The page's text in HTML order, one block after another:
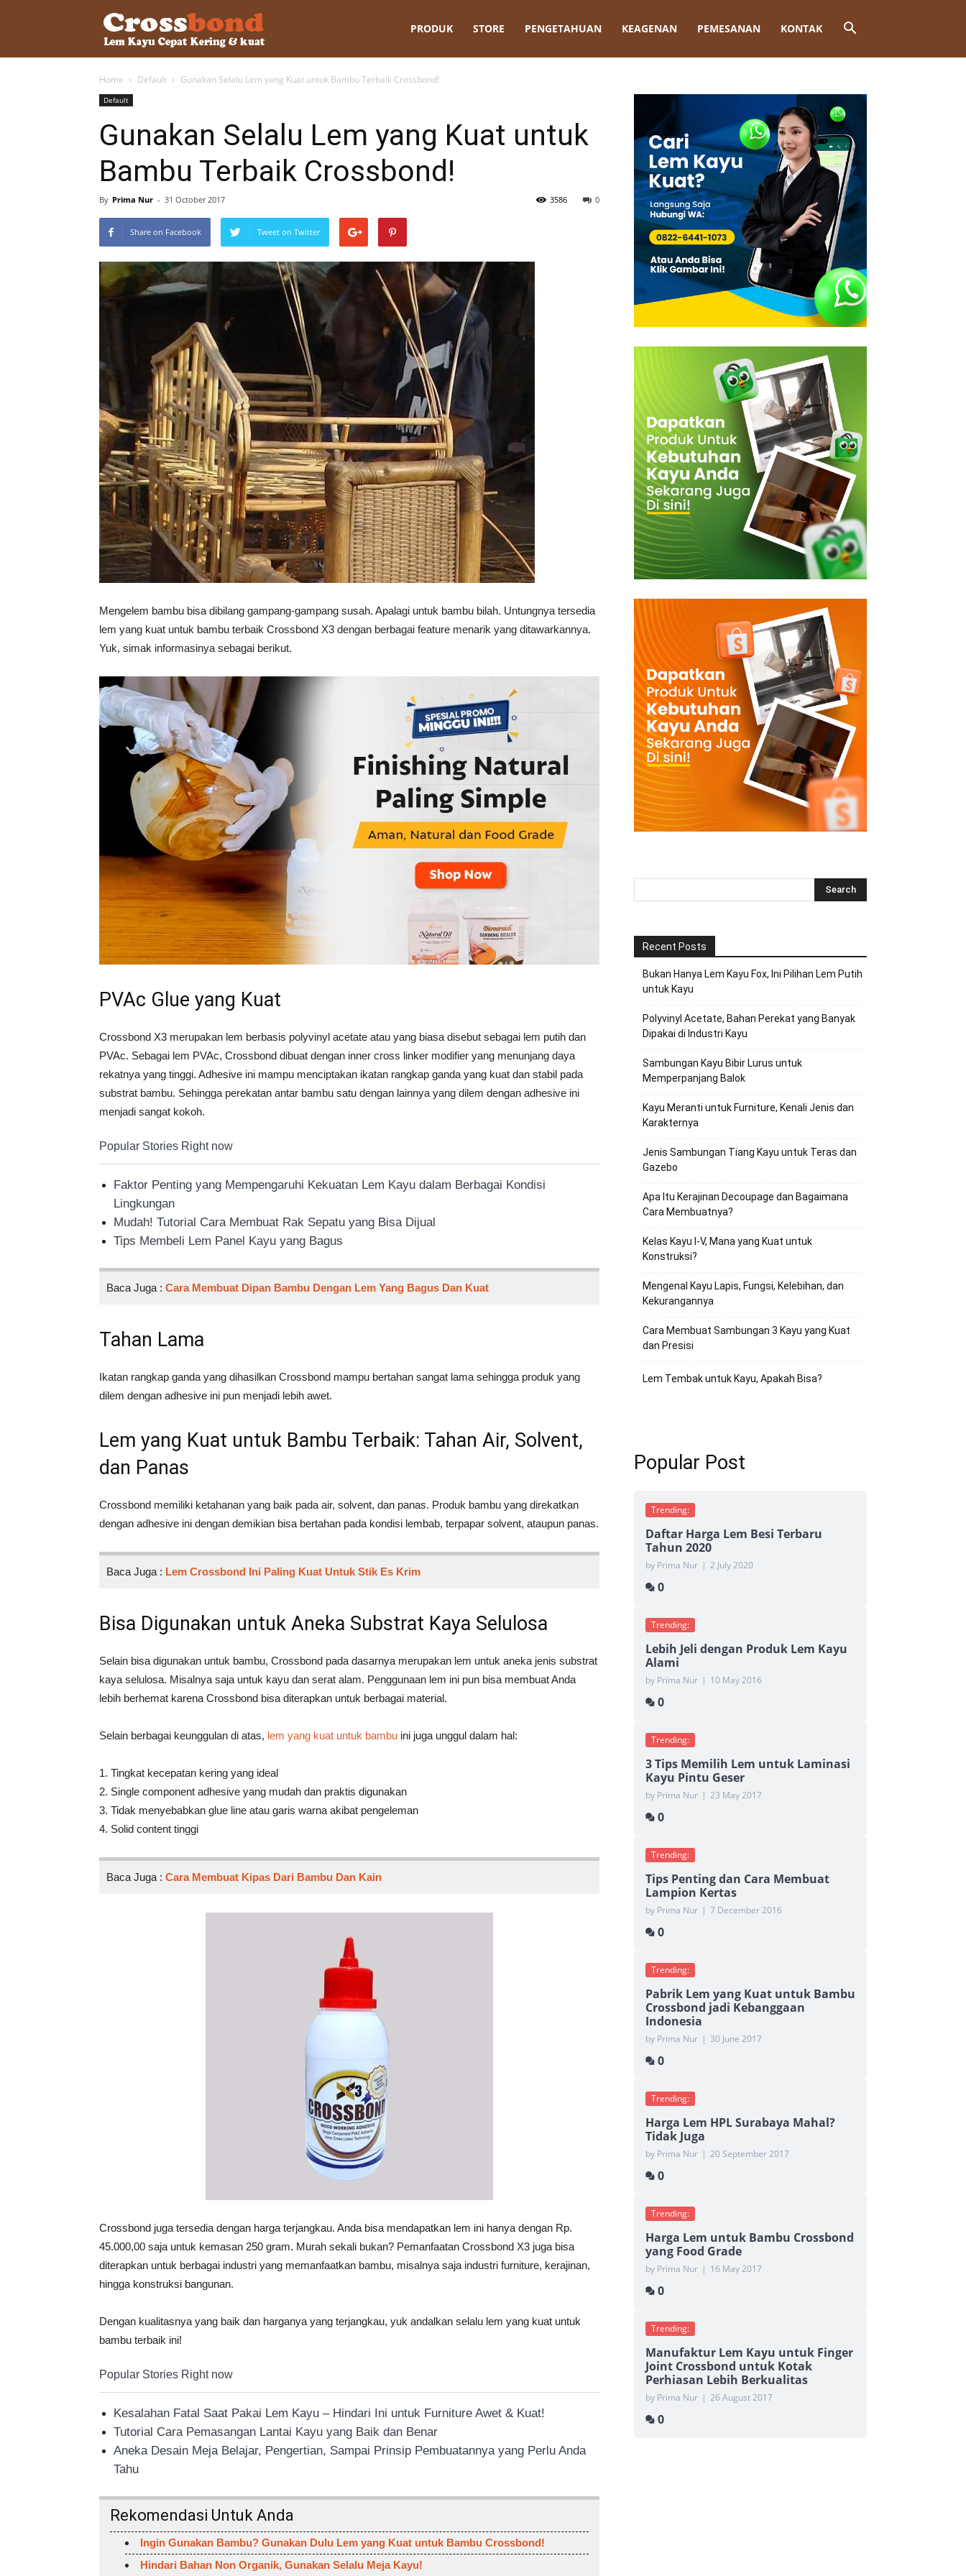
–
Lem
Kertas,
Vinyl
Cepat
Kering,
Kuat
PRODUK STORE PENGETAHUAN KEAGENAN PEMESANAN KONTAK
Home Default Gunakan Selalu Lem yang Kuat untuk Bambu Terbaik Crossbond!
Default
Gunakan Selalu Lem yang Kuat untuk
Bambu Terbaik Crossbond!
By Prima Nur - 31 October 2017 0
3586
Share on Facebook Tweet on Twitter
Mengelem bambu bisa dibilang gampang-gampang susah. Apalagi untuk bambu bilah. Untungnya tersedia
lem yang kuat untuk bambu terbaik Crossbond X3 dengan berbagai feature menarik yang ditawarkannya.
Yuk, simak informasinya sebagai berikut.
PVAc Glue yang Kuat
Crossbond X3 merupakan lem berbasis polyvinyl acetate atau yang biasa disebut sebagai lem putih dan
PVAc. Sebagai lem PVAc, Crossbond dibuat dengan inner cross linker modifier yang menunjang daya
rekatnya yang tinggi. Adhesive ini mampu menciptakan ikatan rangkap ganda yang kuat dan stabil pada
substrat bambu. Sehingga perekatan antar bambu satu dengan lainnya yang dilem dengan adhesive ini
menjadi sangat kokoh.
Popular Stories Right now
Faktor Penting yang Mempengaruhi Kekuatan Lem Kayu dalam Berbagai Kondisi
Lingkungan
Mudah! Tutorial Cara Membuat Rak Sepatu yang Bisa Dijual
Tips Membeli Lem Panel Kayu yang Bagus
Baca Juga : Cara Membuat Dipan Bambu Dengan Lem Yang Bagus Dan Kuat
Tahan Lama
Ikatan rangkap ganda yang dihasilkan Crossbond mampu bertahan sangat lama sehingga produk yang
dilem dengan adhesive ini pun menjadi lebih awet.
Lem yang Kuat untuk Bambu Terbaik: Tahan Air, Solvent,
dan Panas
Crossbond memiliki ketahanan yang baik pada air, solvent, dan panas. Produk bambu yang direkatkan
dengan adhesive ini dengan demikian bisa bertahan pada kondisi lembab, terpapar solvent, ataupun panas.
Baca Juga : Lem Crossbond Ini Paling Kuat Untuk Stik Es Krim
Bisa Digunakan untuk Aneka Substrat Kaya Selulosa
Selain bisa digunakan untuk bambu, Crossbond pada dasarnya merupakan lem untuk aneka jenis substrat
kaya selulosa. Misalnya saja untuk kayu dan serat alam. Penggunaan lem ini pun bisa membuat Anda
lebih berhemat karena Crossbond bisa diterapkan untuk berbagai material.
Selain berbagai keunggulan di atas, lem yang kuat untuk bambu ini juga unggul dalam hal:
1. Tingkat kecepatan kering yang ideal
2. Single component adhesive yang mudah dan praktis digunakan
3. Tidak menyebabkan glue line atau garis warna akibat pengeleman
4. Solid content tinggi
Baca Juga : Cara Membuat Kipas Dari Bambu Dan Kain
Crossbond juga tersedia dengan harga terjangkau. Anda bisa mendapatkan lem ini hanya dengan Rp.
45.000,00 saja untuk kemasan 250 gram. Murah sekali bukan? Pemanfaatan Crossbond X3 juga bisa
diterapkan untuk berbagai industri yang memanfaatkan bambu, misalnya saja industri furniture, kerajinan,
hingga konstruksi bangunan.
Dengan kualitasnya yang baik dan harganya yang terjangkau, yuk andalkan selalu lem yang kuat untuk
bambu terbaik ini!
Popular Stories Right now
Kesalahan Fatal Saat Pakai Lem Kayu – Hindari Ini untuk Furniture Awet & Kuat!
Tutorial Cara Pemasangan Lantai Kayu yang Baik dan Benar
Aneka Desain Meja Belajar, Pengertian, Sampai Prinsip Pembuatannya yang Perlu Anda
Tahu
Rekomendasi Untuk Anda
Ingin Gunakan Bambu? Gunakan Dulu Lem yang Kuat untuk Bambu Crossbond!
Hindari Bahan Non Organik, Gunakan Selalu Meja Kayu!
Recent Posts
Bukan Hanya Lem Kayu Fox, Ini Pilihan Lem Putih
untuk Kayu
Polyvinyl Acetate, Bahan Perekat yang Banyak
Dipakai di Industri Kayu
Sambungan Kayu Bibir Lurus untuk
Memperpanjang Balok
Kayu Meranti untuk Furniture, Kenali Jenis dan
Karakternya
Jenis Sambungan Tiang Kayu untuk Teras dan
Gazebo
Apa Itu Kerajinan Decoupage dan Bagaimana
Cara Membuatnya?
Kelas Kayu I-V, Mana yang Kuat untuk
Konstruksi?
Mengenal Kayu Lapis, Fungsi, Kelebihan, dan
Kekurangannya
Cara Membuat Sambungan 3 Kayu yang Kuat
dan Presisi
Lem Tembak untuk Kayu, Apakah Bisa?
Popular Post
Trending:
Daftar Harga Lem Besi Terbaru
Tahun 2020
by Prima Nur | 2 July 2020
0
Trending:
Lebih Jeli dengan Produk Lem Kayu
Alami
by Prima Nur | 10 May 2016
0
Trending:
3 Tips Memilih Lem untuk Laminasi
Kayu Pintu Geser
by Prima Nur | 23 May 2017
0
Trending:
Tips Penting dan Cara Membuat
Lampion Kertas
by Prima Nur | 7 December 2016
0
Trending:
Pabrik Lem yang Kuat untuk Bambu
Crossbond jadi Kebanggaan
Indonesia
by Prima Nur | 30 June 2017
0
Trending:
Harga Lem HPL Surabaya Mahal?
Tidak Juga
by Prima Nur | 20 September 2017
0
Trending:
Harga Lem untuk Bambu Crossbond
yang Food Grade
by Prima Nur | 16 May 2017
0
Trending:
Manufaktur Lem Kayu untuk Finger
Joint Crossbond untuk Kotak
Perhiasan Lebih Berkualitas
by Prima Nur | 26 August 2017
0